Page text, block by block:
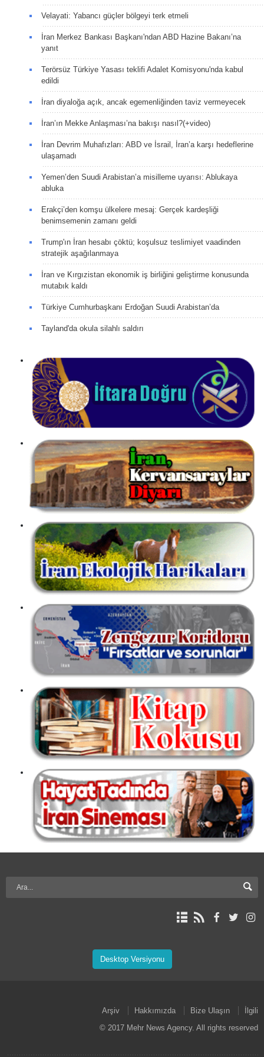
Velayati: Yabancı güçler bölgeyi terk etmeli
İran Merkez Bankası Başkanı'ndan ABD Hazine Bakanı’na
yanıt
Terörsüz Türkiye Yasası teklifi Adalet Komisyonu'nda kabul
edildi
İran diyaloğa açık, ancak egemenliğinden taviz vermeyecek
İran’ın Mekke Anlaşması’na bakışı nasıl?(+video)
İran Devrim Muhafızları: ABD ve İsrail, İran’a karşı hedeflerine
ulaşamadı
Yemen’den Suudi Arabistan’a misilleme uyarısı: Ablukaya
abluka
Erakçi’den komşu ülkelere mesaj: Gerçek kardeşliği
benimsemenin zamanı geldi
Trump'ın İran hesabı çöktü; koşulsuz teslimiyet vaadinden
stratejik aşağılanmaya
İran ve Kırgızistan ekonomik iş birliğini geliştirme konusunda
mutabık kaldı
Türkiye Cumhurbaşkanı Erdoğan Suudi Arabistan’da
Tayland'da okula silahlı saldırı
Desktop Versiyonu
Arşiv Hakkımızda Bize Ulaşın
İlgili
© 2017 Mehr News Agency. All rights reserved